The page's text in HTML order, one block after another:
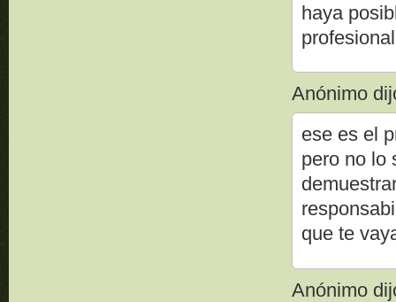
haya
profesional
Anónimo
ese es el
pero no lo
que te
Anónimo